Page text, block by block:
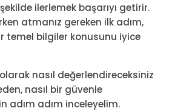
ilerlemek başarıyı getirir.
atmanız gereken ilk adım,
temel bilgiler konusunu iyice
nasıl değerlendireceksiniz
nasıl bir güvenle
adım adım inceleyelim.